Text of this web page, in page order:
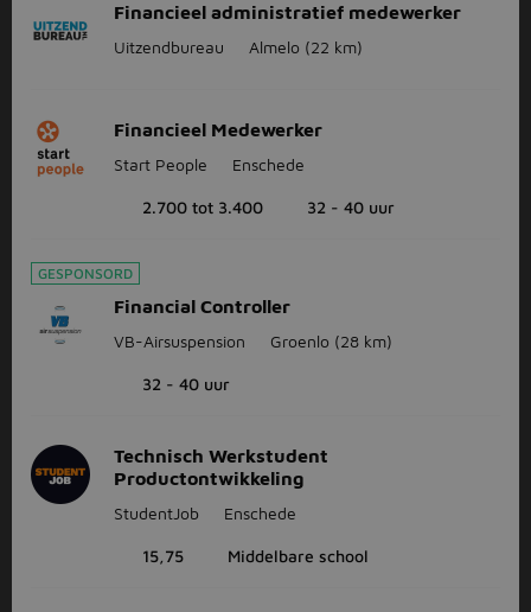
Financieel administratief medewerker
Uitzendbureau Almelo (22 km)
Financieel Medewerker
Start People Enschede
2.700 tot 3.400 32 - 40 uur
GESPONSORD
Financial Controller
VB-Airsuspension Groenlo (28 km)
32 - 40 uur
Technisch Werkstudent
Productontwikkeling
StudentJob Enschede
15,75 Middelbare school